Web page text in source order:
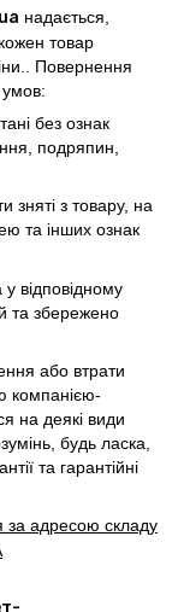
надається,
товар
Повернення
умов:
без ознак
подряпин,
зняті з товару, на
та інших ознак
відповідному
та збережено
або втрати
компанією-
на деякі види
будь ласка,
та гарантійні
за адресою складу